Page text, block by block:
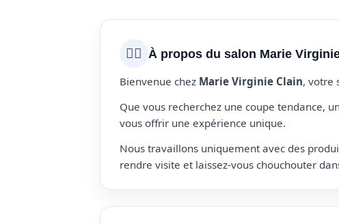
💇‍♀️ À propos du salon Marie
Bienvenue chez Marie Virginie Clain, votre
Que vous recherchez une coupe tendance,
vous offrir une expérience unique.
Nous travaillons uniquement avec des
rendre visite et laissez-vous chouchouter